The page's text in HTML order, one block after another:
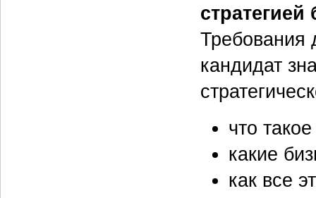
Требования
кандидат
что
какие
как все